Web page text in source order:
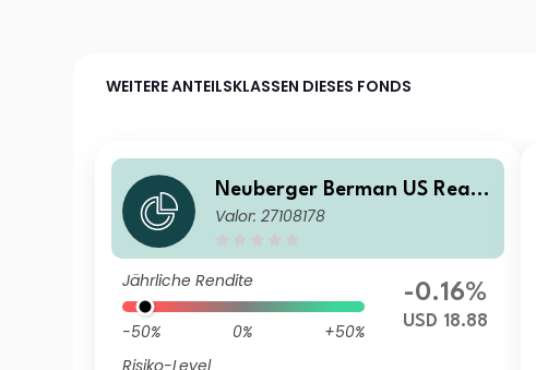
WEITERE ANTEILSKLASSEN DIESES FONDS
Neuberger Berman US Real
Estate Securities Fund USD Z
Valor: 27108178
Jährliche Rendite
-50% 0%
+50%
Risiko-Level
-0.16%
USD 18.88